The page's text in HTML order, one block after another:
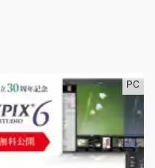
PC